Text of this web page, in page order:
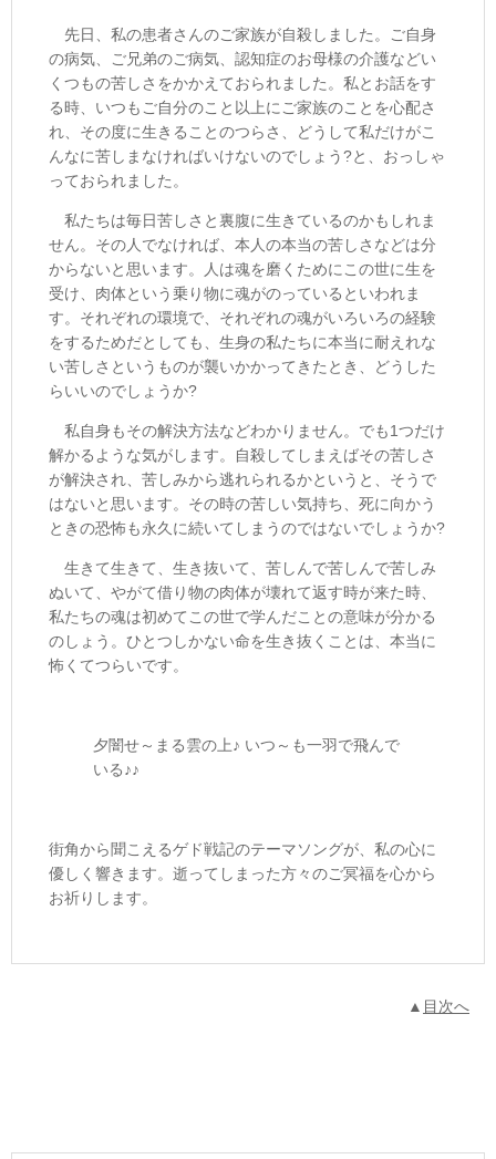
先日、私の患者さんのご家族が自殺しました。ご自身
の病気、ご兄弟のご病気、認知症のお母様の介護などい
くつもの苦しさをかかえておられました。私とお話をす
る時、いつもご自分のこと以上にご家族のことを心配さ
れ、その度に生きることのつらさ、どうして私だけがこ
んなに苦しまなければいけないのでしょう?と、おっしゃ
っておられました。
私たちは毎日苦しさと裏腹に生きているのかもしれま
せん。その人でなければ、本人の本当の苦しさなどは分
からないと思います。人は魂を磨くためにこの世に生を
受け、肉体という乗り物に魂がのっているといわれま
す。それぞれの環境で、それぞれの魂がいろいろの経験
をするためだとしても、生身の私たちに本当に耐えれな
い苦しさというものが襲いかかってきたとき、どうした
らいいのでしょうか?
私自身もその解決方法などわかりません。でも1つだけ
解かるような気がします。自殺してしまえばその苦しさ
が解決され、苦しみから逃れられるかというと、そうで
はないと思います。その時の苦しい気持ち、死に向かう
ときの恐怖も永久に続いてしまうのではないでしょうか?
生きて生きて、生き抜いて、苦しんで苦しんで苦しみ
ぬいて、やがて借り物の肉体が壊れて返す時が来た時、
私たちの魂は初めてこの世で学んだことの意味が分かる
のしょう。ひとつしかない命を生き抜くことは、本当に
怖くてつらいです。
夕闇せ～まる雲の上♪ いつ～も一羽で飛んで
いる♪♪
街角から聞こえるゲド戦記のテーマソングが、私の心に
優しく響きます。逝ってしまった方々のご冥福を心から
お祈りします。
▲ 目次へ